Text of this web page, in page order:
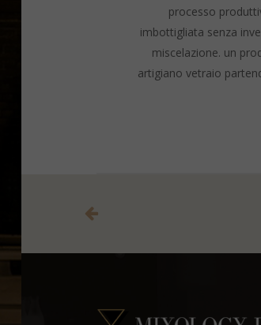
processo
imbottigliata senza
miscelazione. un
artigiano vetraio